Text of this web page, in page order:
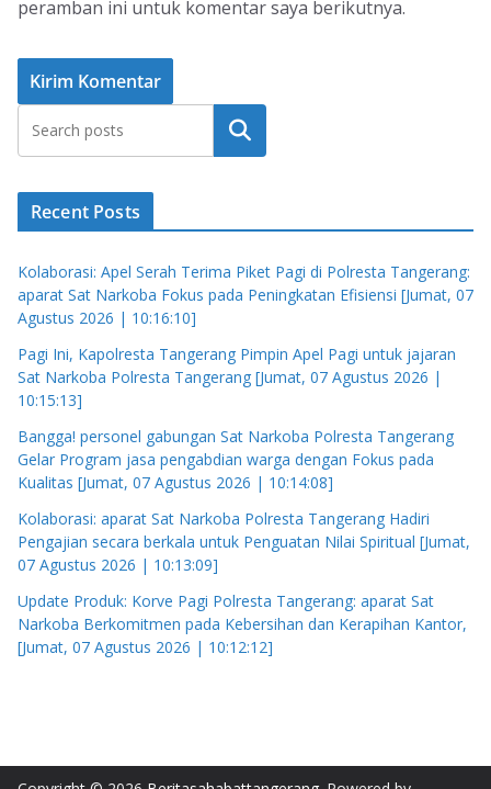
peramban ini untuk komentar saya berikutnya.
Cari
Recent Posts
Kolaborasi: Apel Serah Terima Piket Pagi di Polresta Tangerang:
aparat Sat Narkoba Fokus pada Peningkatan Efisiensi [Jumat, 07
Agustus 2026 | 10:16:10]
Pagi Ini, Kapolresta Tangerang Pimpin Apel Pagi untuk jajaran
Sat Narkoba Polresta Tangerang [Jumat, 07 Agustus 2026 |
10:15:13]
Bangga! personel gabungan Sat Narkoba Polresta Tangerang
Gelar Program jasa pengabdian warga dengan Fokus pada
Kualitas [Jumat, 07 Agustus 2026 | 10:14:08]
Kolaborasi: aparat Sat Narkoba Polresta Tangerang Hadiri
Pengajian secara berkala untuk Penguatan Nilai Spiritual [Jumat,
07 Agustus 2026 | 10:13:09]
Update Produk: Korve Pagi Polresta Tangerang: aparat Sat
Narkoba Berkomitmen pada Kebersihan dan Kerapihan Kantor,
[Jumat, 07 Agustus 2026 | 10:12:12]